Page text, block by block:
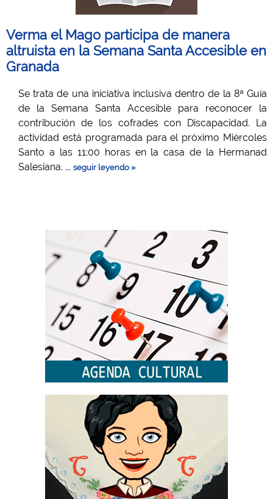
Verma el Mago participa de manera
altruista en la Semana Santa Accesible en
Granada
Se trata de una iniciativa inclusiva dentro de la 8ª Guía
de la Semana Santa Accesible para reconocer la
contribución de los cofrades con Discapacidad. La
actividad está programada para el próximo Miércoles
Santo a las 11:00 horas en la casa de la Hermanad
Salesiana. ... seguir leyendo »